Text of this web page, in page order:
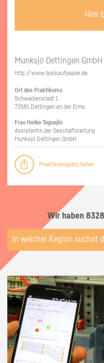
Hier
Munksjö Det­tin­gen GmbH
http://​www.​boc​kauf​papi​er.​de
Ort des Prak­ti­kums
Schwal­ben­stadt 1
72581 Det­tin­gen an der Erms
Frau Heike Te­gue­jio
As­sis­ten­tin der Ge­schäfts­lei­tung
Munksjö Det­tin­gen GmbH
Praktikumsplatz teilen
Wir haben